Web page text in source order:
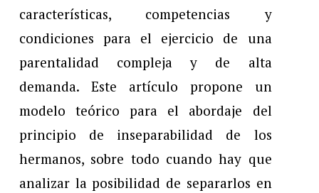
características, competencias y
condiciones para el ejercicio de una
parentalidad compleja y de alta
demanda. Este artículo propone un
modelo teórico para el abordaje del
principio de inseparabilidad de los
hermanos, sobre todo cuando hay que
analizar la posibilidad de separarlos en